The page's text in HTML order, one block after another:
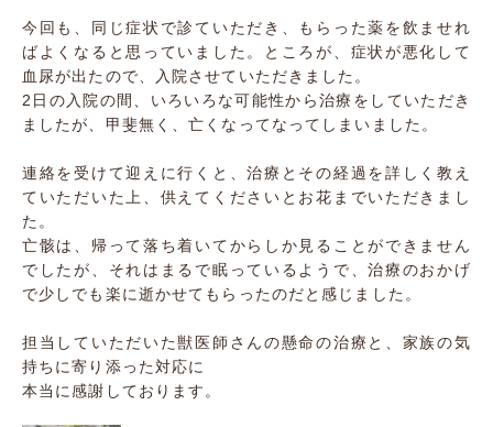
今回も、同じ症状で診ていただき、もらった薬を飲ませれ
ばよくなると思っていました。ところが、症状が悪化して
血尿が出たので、入院させていただきました。
2日の入院の間、いろいろな可能性から治療をしていただき
ましたが、甲斐無く、亡くなってなってしまいました。
連絡を受けて迎えに行くと、治療とその経過を詳しく教え
ていただいた上、供えてくださいとお花までいただきまし
た。
亡骸は、帰って落ち着いてからしか見ることができません
でしたが、それはまるで眠っているようで、治療のおかげ
で少しでも楽に逝かせてもらったのだと感じました。
担当していただいた獣医師さんの懸命の治療と、家族の気
持ちに寄り添った対応に
本当に感謝しております。